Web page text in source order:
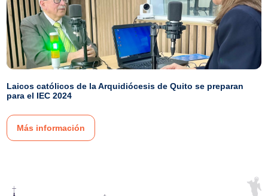
Laicos católicos de la Arquidiócesis de Quito se preparan
para el IEC 2024
Más información